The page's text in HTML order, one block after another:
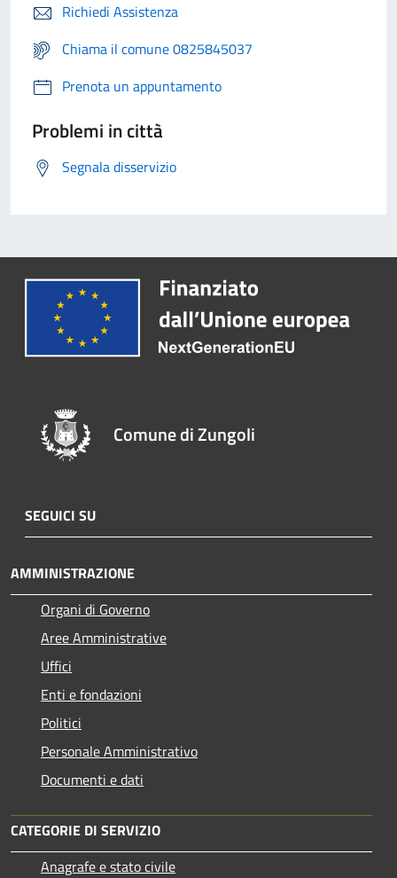
Richiedi Assistenza
Chiama il comune 0825845037
Prenota un appuntamento
Problemi in città
Segnala disservizio
Comune di Zungoli
SEGUICI SU
AMMINISTRAZIONE
Organi di Governo
Aree Amministrative
Uffici
Enti e fondazioni
Politici
Personale Amministrativo
Documenti e dati
CATEGORIE DI SERVIZIO
Anagrafe e stato civile